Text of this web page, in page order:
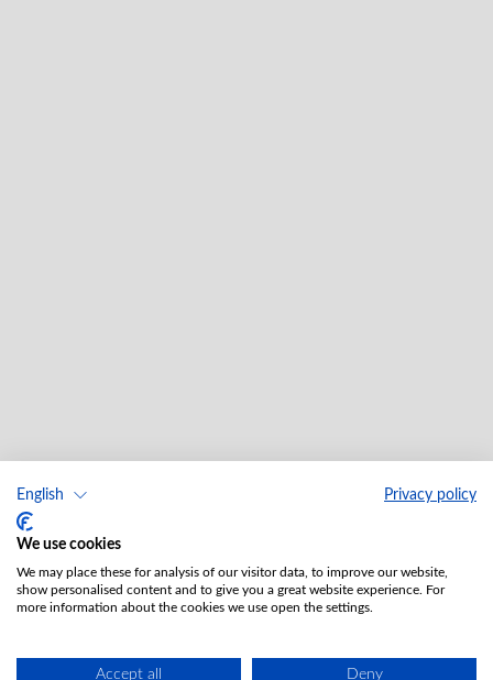
English Privacy policy
We use cookies
We may place these for analysis of our visitor data, to improve our website,
show personalised content and to give you a great website experience. For
more information about the cookies we use open the settings.
Accept all Deny